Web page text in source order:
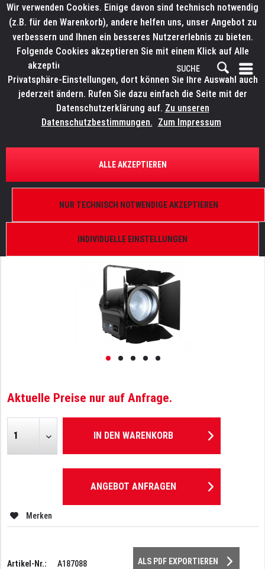
ÜBERSICHT SCHEINWERFER UND KOMPONENTEN
ELATION KL Fresnel 8" CW
Torblende und FFR
Aktuelle Preise nur auf Anfrage.
IN DEN WARENKORB
ANGEBOT ANFRAGEN
Merken
Artikel-Nr.: A187088 ALS PDF EXPORTIEREN
Wir verwenden Cookies. Einige davon sind technisch notwendig
(z.B. für den Warenkorb), andere helfen uns, unser Angebot zu
verbessern und Ihnen ein besseres Nutzererlebnis zu bieten.
Folgende Cookies akzeptieren Sie mit einem Klick auf Alle
akzeptieren. Weitere Informationen finden Sie in den
Privatsphäre-Einstellungen, dort können Sie Ihre Auswahl auch
jederzeit ändern. Rufen Sie dazu einfach die Seite mit der
Datenschutzerklärung auf. Zu unseren
Datenschutzbestimmungen. Zum Impressum
INDIVIDUELLE EINSTELLUNGEN
NUR TECHNISCH NOTWENDIGE AKZEPTIEREN
ALLE AKZEPTIEREN